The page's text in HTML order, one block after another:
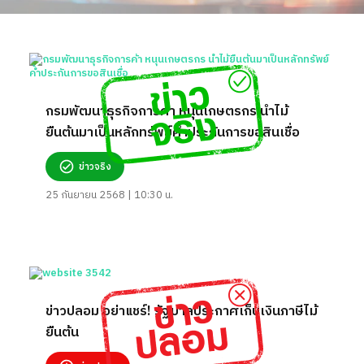
กรมพัฒนาธุรกิจการค้า หนุนเกษตรกร นำไม้
ยืนต้นมาเป็นหลักทรัพย์ค้ำประกันการขอสินเชื่อ
ข่าวจริง
25 กันยายน 2568 | 10:30 น.
ข่าวปลอม อย่าแชร์! รัฐบาลประกาศเก็บเงินภาษีไม้
ยืนต้น